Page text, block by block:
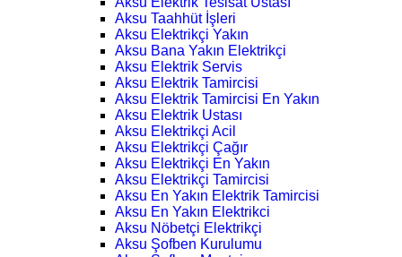
Aksu Taahhüt İşleri
Aksu Elektrikçi Yakın
Aksu Bana Yakın Elektrikçi
Aksu Elektrik Servis
Aksu Elektrik Tamircisi
Aksu Elektrik Tamircisi En Yakın
Aksu Elektrik Ustası
Aksu Elektrikçi Acil
Aksu Elektrikçi Çağır
Aksu Elektrikçi En Yakın
Aksu Elektrikçi Tamircisi
Aksu En Yakın Elektrik Tamircisi
Aksu En Yakın Elektrikci
Aksu Nöbetçi Elektrikçi
Aksu Şofben Kurulumu